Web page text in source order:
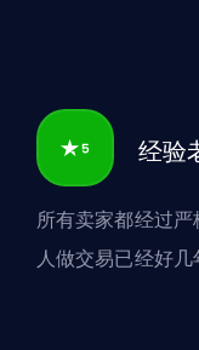
经验
所有卖家都经过
人做交易已经好几